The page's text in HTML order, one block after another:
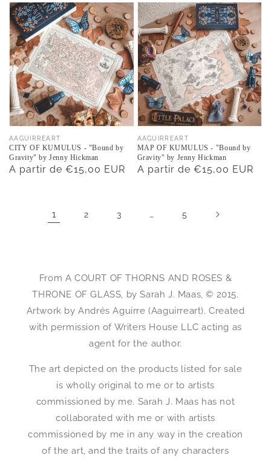
Proveedor:
AAGUIRREART
CITY OF KUMULUS - "Bound by
Gravity" by Jenny Hickman
Precio
A partir de €15,00 EUR
Proveedor:
AAGUIRREART
MAP OF KUMULUS - "Bound by
Gravity" by Jenny Hickman
Precio
A partir de €15,00 EUR
1 2 3 … 5
From A COURT OF THORNS AND ROSES &
THRONE OF GLASS, by Sarah J. Maas, © 2015.
Artwork by Andrés Aguirre (Aaguirreart). Created
with permission of Writers House LLC acting as
agent for the author.
The art depicted on the products listed for sale
is wholly original to me or to artists
commissioned by me. Sarah J. Maas has not
collaborated with me or with artists
commissioned by me in any way in the creation
of the art, and the traits of any characters